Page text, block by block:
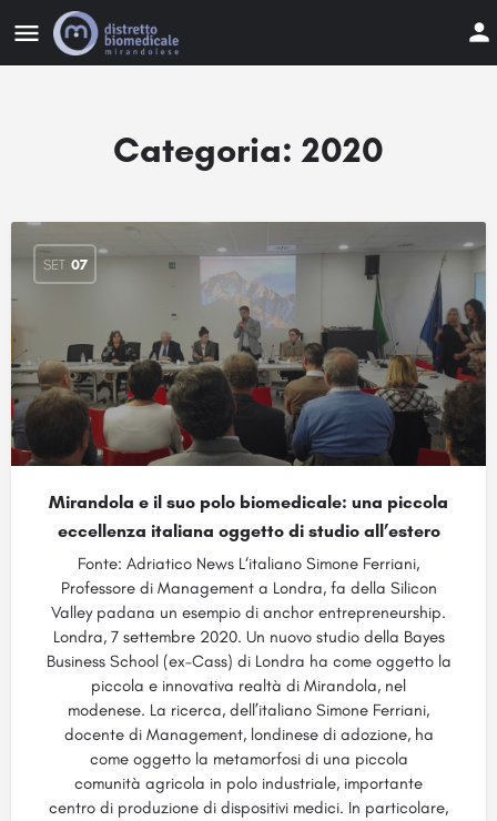
Categoria:2020
SET 07
Mirandola e il suo polo biomedicale: una piccola
eccellenza italiana oggetto di studio all’estero
Fonte: Adriatico News L‘italiano Simone Ferriani,
Professore di Management a Londra, fa della Silicon
Valley padana un esempio di anchor entrepreneurship.
Londra, 7 settembre 2020. Un nuovo studio della Bayes
Business School (ex–Cass) di Londra ha come oggetto la
piccola e innovativa realtà di Mirandola, nel
modenese. La ricerca, dell’italiano Simone Ferriani,
docente di Management, londinese di adozione, ha
come oggetto la metamorfosi di una piccola
comunità agricola in polo industriale, importante
centro di produzione di dispositivi medici. In particolare,